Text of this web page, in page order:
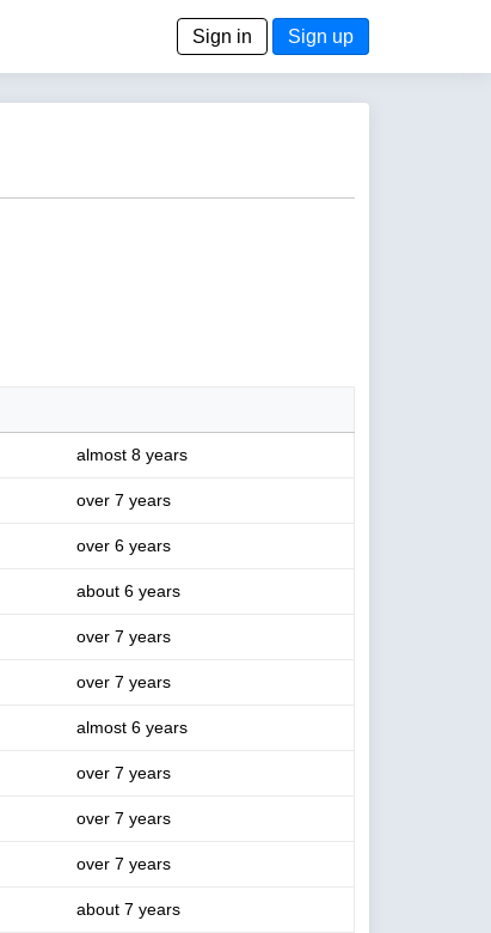
Sign in Sign up
almost 8 years
over 7 years
over 6 years
about 6 years
over 7 years
over 7 years
almost 6 years
over 7 years
over 7 years
over 7 years
about 7 years